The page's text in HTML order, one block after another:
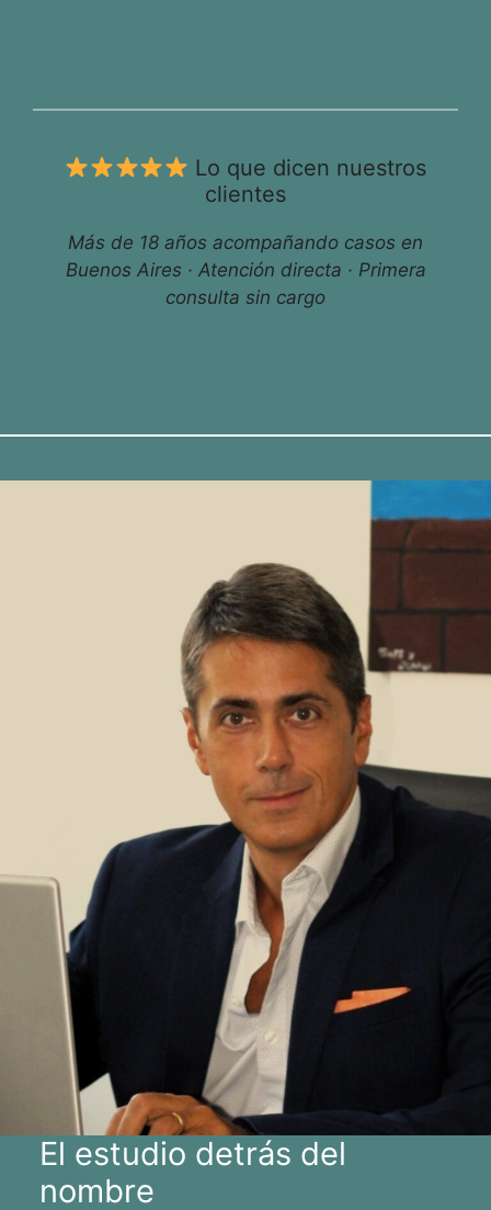
Lo que dicen nuestros
clientes
Más de 18 años acompañando casos en
Buenos Aires · Atención directa · Primera
consulta sin cargo
El estudio detrás del
nombre